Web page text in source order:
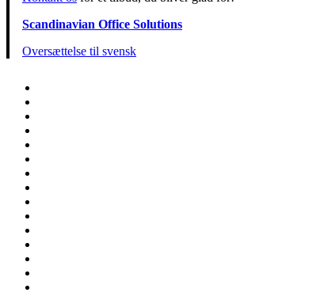
Scandinavian Office Solutions
Oversættelse til svensk